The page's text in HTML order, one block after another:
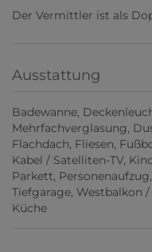
Der Vermittler ist als
Ausstattung
Badewanne
Mehrfachverglasung
Flachdach Fliesen
Kabel / Satelliten-TV
Parkett Personenaufzug
Tiefgarage Westbalkon /
Küche